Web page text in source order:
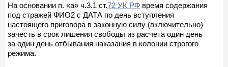
На основании п. «а» ч.3.1 ст.72 УК РФ время содержания
под стражей ФИО2 с ДАТА по день вступления
настоящего приговора в законную силу (включительно)
зачесть в срок лишения свободы из расчета один день
за один день отбывания наказания в колонии строгого
режима.